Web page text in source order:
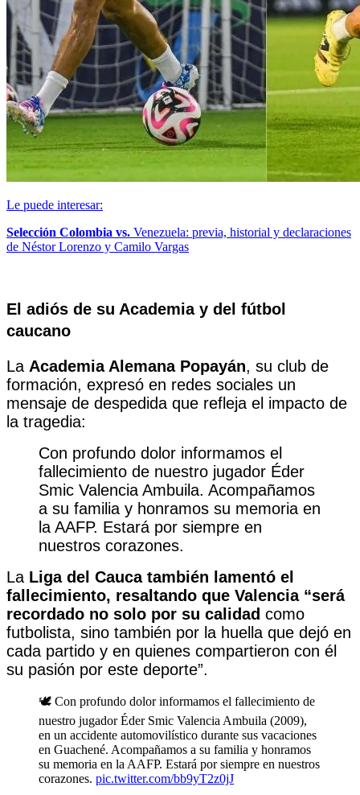
Le puede interesar:
Selección Colombia vs. Venezuela: previa, historial y declaraciones
de Néstor Lorenzo y Camilo Vargas
El adiós de su Academia y del fútbol
caucano
La Academia Alemana Popayán, su club de
formación, expresó en redes sociales un
mensaje de despedida que refleja el impacto de
la tragedia:
Con profundo dolor informamos el
fallecimiento de nuestro jugador Éder
Smic Valencia Ambuila. Acompañamos
a su familia y honramos su memoria en
la AAFP. Estará por siempre en
nuestros corazones.
La Liga del Cauca también lamentó el
fallecimiento, resaltando que Valencia “será
recordado no solo por su calidad como
futbolista, sino también por la huella que dejó en
cada partido y en quienes compartieron con él
su pasión por este deporte”.
🕊️ Con profundo dolor informamos el fallecimiento de
nuestro jugador Éder Smic Valencia Ambuila (2009),
en un accidente automovilístico durante sus vacaciones
en Guachené. Acompañamos a su familia y honramos
su memoria en la AAFP. Estará por siempre en nuestros
corazones. pic.twitter.com/bb9yT2z0jJ